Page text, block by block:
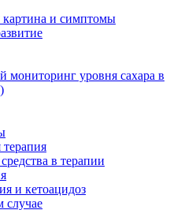
картина и симптомы
мониторинг уровня сахара в
в терапии
и кетоацидоз
случае